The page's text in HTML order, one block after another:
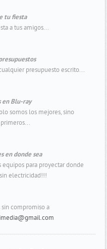
tu fiesta
a tus amigos...
presupuesto escrito...
en Blu-ray
somos los mejores, sino
en donde sea
equipos para proyectar donde
electricidad!!!
sin compromiso a